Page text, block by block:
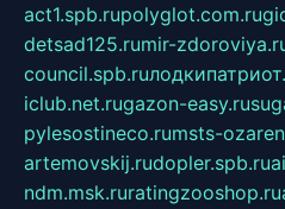
act1.spb.rupolyglot.com.ru
detsad125.rumir-
council.spb.ru
iclub.net.rugazon-easy.ru
pylesostineco.rumsts-
artemovskij.rudopler.spb.ru
ndm.msk.ruratingzooshop.ru